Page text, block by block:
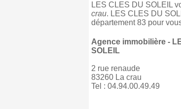
LES CLES DU SOLEIL
crau. LES CLES DU
département 83 pour
Agence immobilière -
SOLEIL
2 rue renaude
83260 La crau
Tel : 04.94.00.49.49